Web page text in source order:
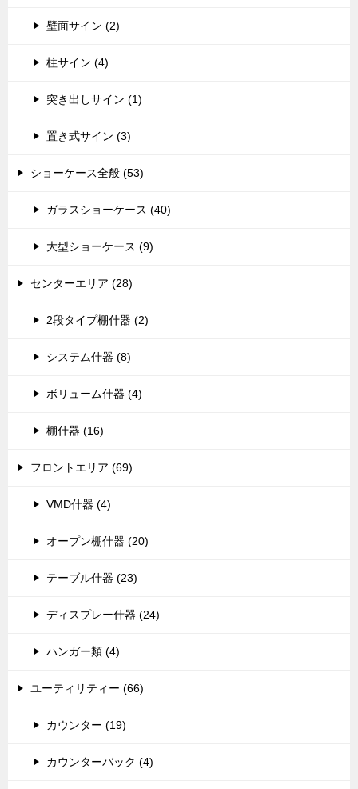
壁面サイン (2)
柱サイン (4)
突き出しサイン (1)
置き式サイン (3)
ショーケース全般 (53)
ガラスショーケース (40)
大型ショーケース (9)
センターエリア (28)
2段タイプ棚什器 (2)
システム什器 (8)
ボリューム什器 (4)
棚什器 (16)
フロントエリア (69)
VMD什器 (4)
オープン棚什器 (20)
テーブル什器 (23)
ディスプレー什器 (24)
ハンガー類 (4)
ユーティリティー (66)
カウンター (19)
カウンターバック (4)